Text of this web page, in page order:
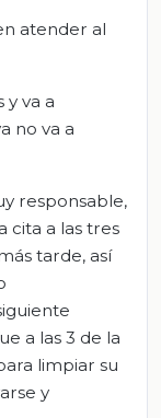
atender al
y va a
no va a
responsable,
cita a las tres
tarde, así
a las 3 de la
limpiar su
y